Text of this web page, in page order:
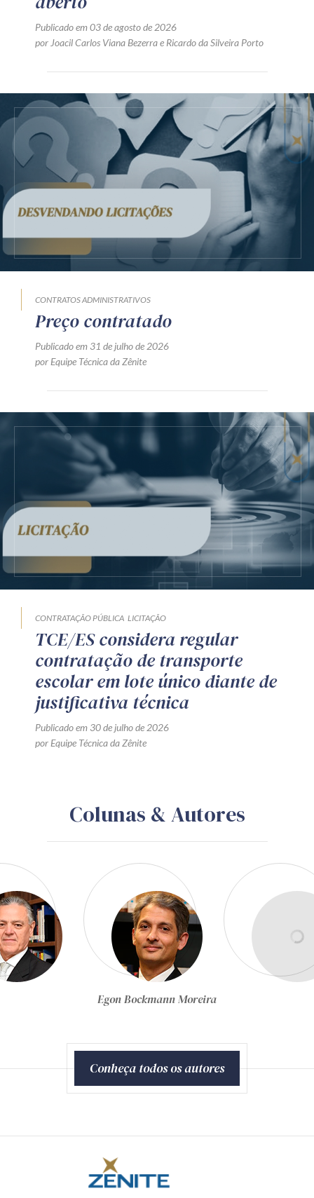
Publicado em 03 de agosto de 2026
por Joacil Carlos Viana Bezerrae Ricardo da Silveira Porto
CONTRATOS ADMINISTRATIVOS
Preço contratado
Publicado em 31 de julho de 2026
por Equipe Técnica da Zênite
CONTRATAÇÃO PÚBLICA LICITAÇÃO
TCE/ES considera regular
contratação de transporte
escolar em lote único diante de
justificativa técnica
Publicado em 30 de julho de 2026
por Equipe Técnica da Zênite
Colunas & Autores
Equipe Técnica da Zênite
Conheça todos os autores